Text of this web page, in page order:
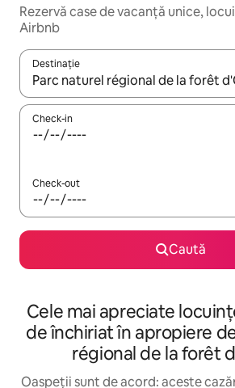
Rezervă case de vacanță unice,
Airbnb
Destinație
Când se încarcă rezultatele,
Check-in
Check-out
Caută
Cele mai apreciate
de închiriat în apropiere
régional de la forêt
Oaspeții sunt de acord: aceste